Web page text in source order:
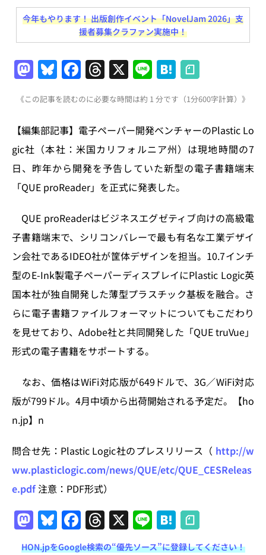
今年もやります！ 出版創作イベント「NovelJam 2026」支
援者募集クラファン実施中！
M
a
st
o
d
o
n
Bl
u
e
s
k
y
F
a
c
e
b
o
o
T
h
re
a
d
s
X Li
n
e
H
at
e
n
a
《この記事を読むのに必要な時間は約 1 分です（1分600字計算）》
【編集部記事】電子ペーパー開発ベンチャーのPlastic Lo
gic社（本社：米国カリフォルニア州）は現地時間の7
日、昨年から開発を予告していた新型の電子書籍端末
「QUE proReader」を正式に発表した。
QUE proReaderはビジネスエグゼティブ向けの高級電
子書籍端末で、シリコンバレーで最も有名な工業デザイ
ン会社であるIDEO社が筐体デザインを担当。10.7インチ
型のE-Ink製電子ペーパーディスプレイにPlastic Logic英
国本社が独自開発した薄型プラスチック基板を融合。さ
らに電子書籍ファイルフォーマットについてもこだわり
を見せており、Adobe社と共同開発した「QUE truVue」
形式の電子書籍をサポートする。
なお、価格はWiFi対応版が649ドルで、3G／WiFi対応
版が799ドル。4月中頃から出荷開始される予定だ。【ho
n.jp】n
問合せ先：Plastic Logic社のプレスリリース（ http://w
ww.plasticlogic.com/news/QUE/etc/QUE_CESReleas
e.pdf注意：PDF形式）
M
a
Bl
u
F
a
T
h
X Li
n
H
at
HON.jpをGoogle検索の“優先ソース”に登録してください！